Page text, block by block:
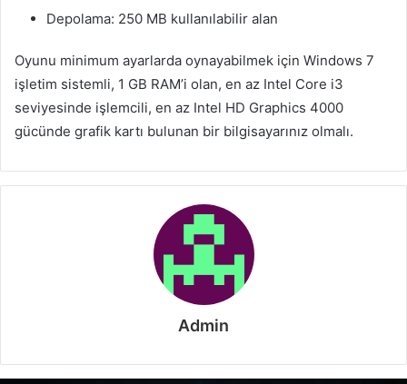
Depolama: 250 MB kullanılabilir alan
Oyunu minimum ayarlarda oynayabilmek için Windows 7
işletim sistemli, 1 GB RAM’i olan, en az Intel Core i3
seviyesinde işlemcili, en az Intel HD Graphics 4000
gücünde grafik kartı bulunan bir bilgisayarınız olmalı.
Admin